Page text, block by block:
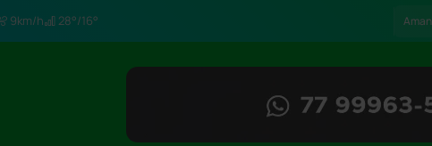
9km/h 28°/16°